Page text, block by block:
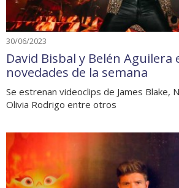
30/06/2023
David Bisbal y Belén Aguilera
novedades de la semana
Se estrenan videoclips de James Blake,
Olivia Rodrigo entre otros